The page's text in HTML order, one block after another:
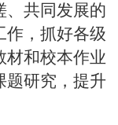
、共同发展的
作，抓好各级
材和校本作业
题研究，提升